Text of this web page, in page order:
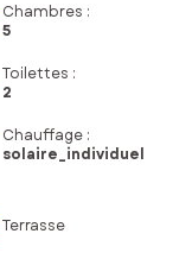
Chambres :
5
Toilettes :
2
Chauffage :
solaire_individuel
Terrasse